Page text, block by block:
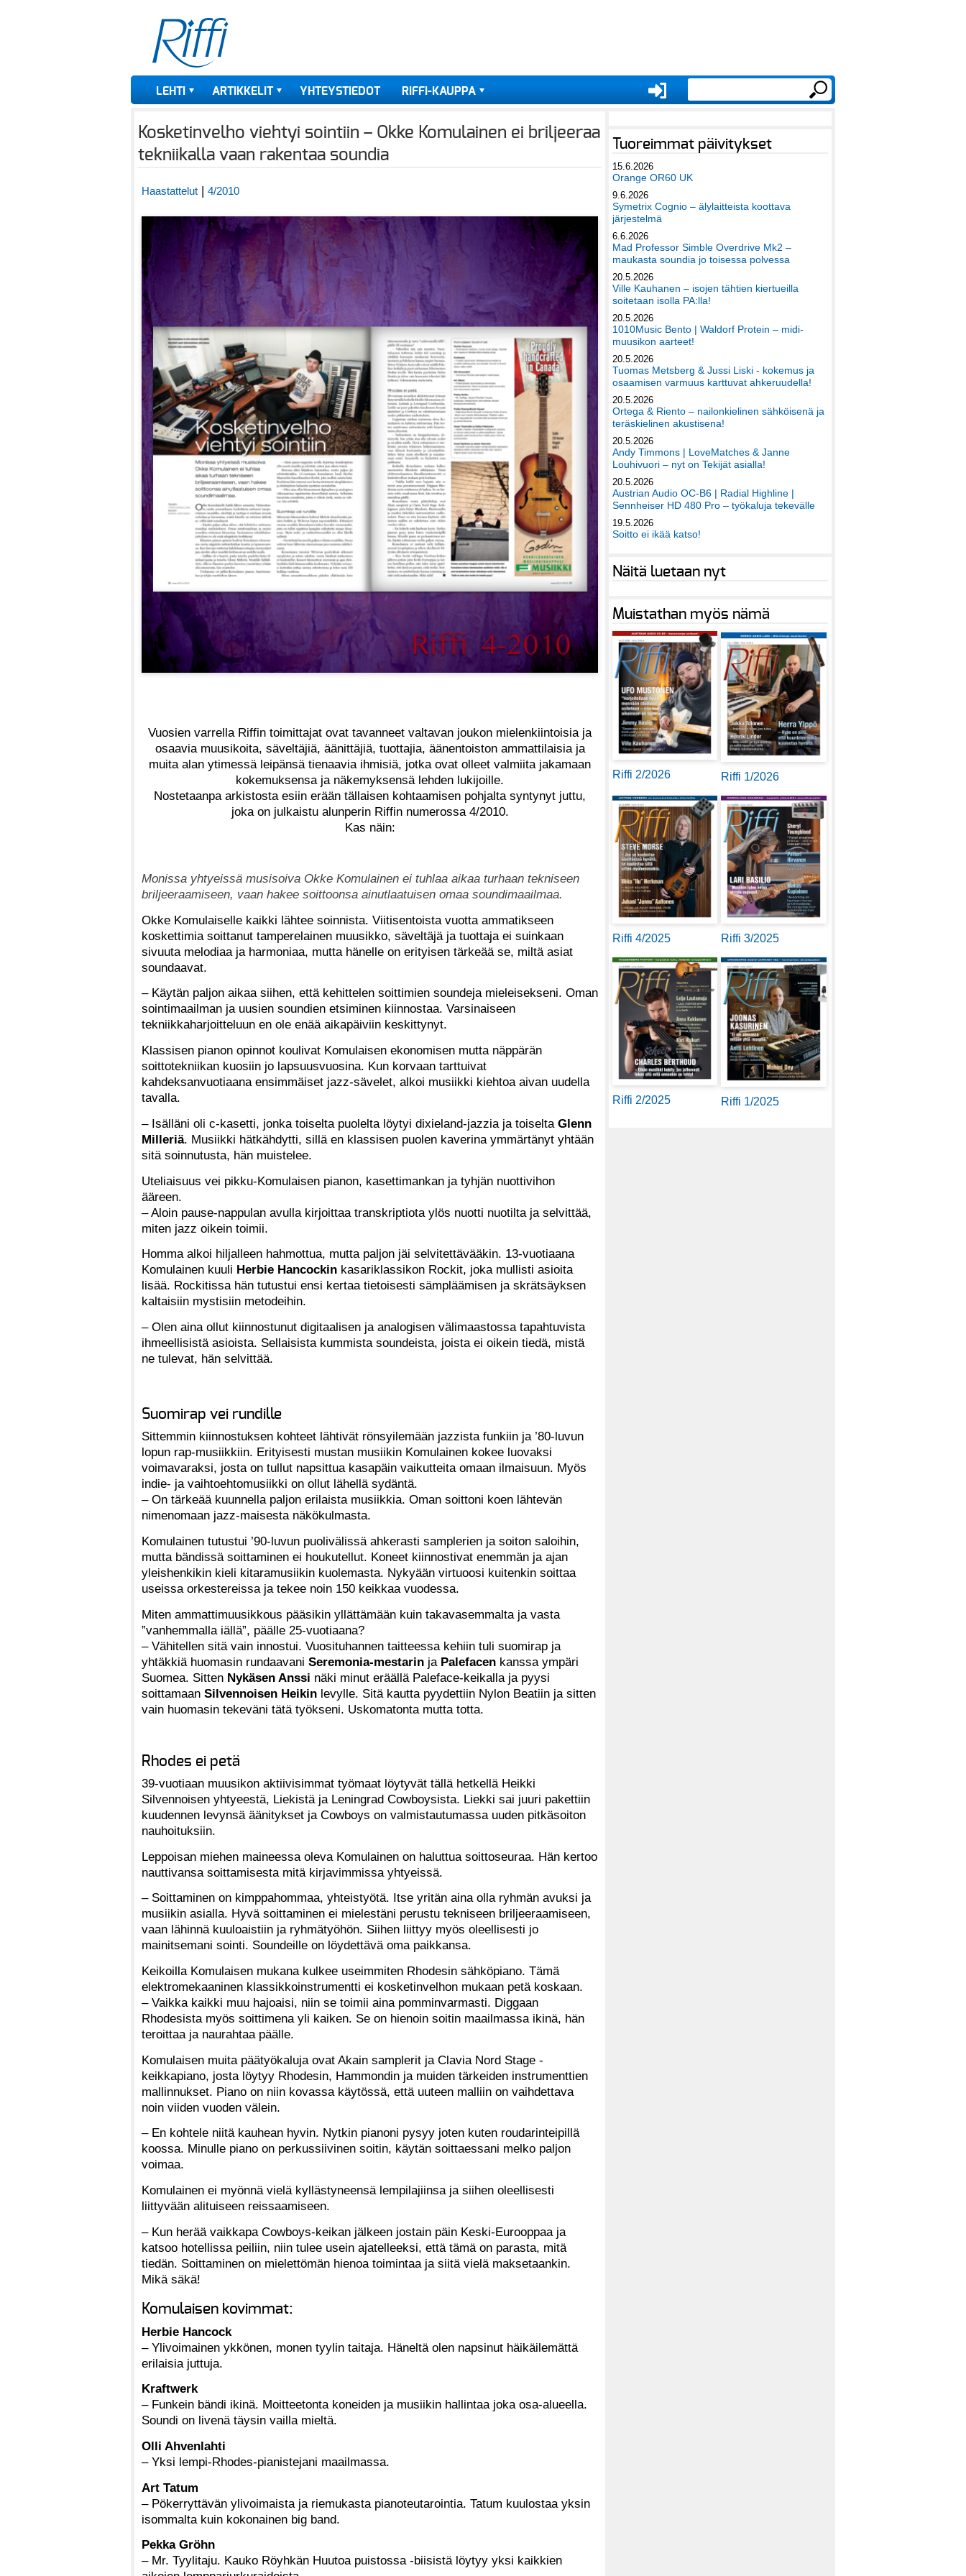
LEHTI ARTIKKELIT YHTEYSTIEDOT RIFFI-KAUPPA
Kosketinvelho viehtyi sointiin – Okke Komulainen ei briljeeraa
tekniikalla vaan rakentaa soundia
Haastattelut | 4/2010
Vuosien varrella Riffin toimittajat ovat tavanneet valtavan joukon mielenkiintoisia ja
osaavia muusikoita, säveltäjiä, äänittäjiä, tuottajia, äänentoiston ammattilaisia ja
muita alan ytimessä leipänsä tienaavia ihmisiä, jotka ovat olleet valmiita jakamaan
kokemuksensa ja näkemyksensä lehden lukijoille.
Nostetaanpa arkistosta esiin erään tällaisen kohtaamisen pohjalta syntynyt juttu,
joka on julkaistu alunperin Riffin numerossa 4/2010.
Kas näin:
Monissa yhtyeissä musisoiva Okke Komulainen ei tuhlaa aikaa turhaan tekniseen
briljeeraamiseen, vaan hakee soittoonsa ainutlaatuisen omaa soundimaailmaa.
Okke Komulaiselle kaikki lähtee soinnista. Viitisentoista vuotta ammatikseen
koskettimia soittanut tamperelainen muusikko, säveltäjä ja tuottaja ei suinkaan
sivuuta melodiaa ja harmoniaa, mutta hänelle on erityisen tärkeää se, miltä asiat
soundaavat.
– Käytän paljon aikaa siihen, että kehittelen soittimien soundeja mieleisekseni. Oman
sointimaailman ja uusien soundien etsiminen kiinnostaa. Varsinaiseen
tekniikkaharjoitteluun en ole enää aikapäiviin keskittynyt.
Klassisen pianon opinnot koulivat Komulaisen ekonomisen mutta näppärän
soittotekniikan kuosiin jo lapsuusvuosina. Kun korvaan tarttuivat
kahdeksanvuotiaana ensimmäiset jazz-sävelet, alkoi musiikki kiehtoa aivan uudella
tavalla.
– Isälläni oli c-kasetti, jonka toiselta puolelta löytyi dixieland-jazzia ja toiselta Glenn
Milleriä. Musiikki hätkähdytti, sillä en klassisen puolen kaverina ymmärtänyt yhtään
sitä soinnutusta, hän muistelee.
Uteliaisuus vei pikku-Komulaisen pianon, kasettimankan ja tyhjän nuottivihon
ääreen.
– Aloin pause-nappulan avulla kirjoittaa transkriptiota ylös nuotti nuotilta ja selvittää,
miten jazz oikein toimii.
Homma alkoi hiljalleen hahmottua, mutta paljon jäi selvitettävääkin. 13-vuotiaana
Komulainen kuuli Herbie Hancockin kasariklassikon Rockit, joka mullisti asioita
lisää. Rockitissa hän tutustui ensi kertaa tietoisesti sämpläämisen ja skrätsäyksen
kaltaisiin mystisiin metodeihin.
– Olen aina ollut kiinnostunut digitaalisen ja analogisen välimaastossa tapahtuvista
ihmeellisistä asioista. Sellaisista kummista soundeista, joista ei oikein tiedä, mistä
ne tulevat, hän selvittää.
Suomirap vei rundille
Sittemmin kiinnostuksen kohteet lähtivät rönsyilemään jazzista funkiin ja ’80-luvun
lopun rap-musiikkiin. Erityisesti mustan musiikin Komulainen kokee luovaksi
voimavaraksi, josta on tullut napsittua kasapäin vaikutteita omaan ilmaisuun. Myös
indie- ja vaihtoehtomusiikki on ollut lähellä sydäntä.
– On tärkeää kuunnella paljon erilaista musiikkia. Oman soittoni koen lähtevän
nimenomaan jazz-maisesta näkökulmasta.
Komulainen tutustui ’90-luvun puolivälissä ahkerasti samplerien ja soiton saloihin,
mutta bändissä soittaminen ei houkutellut. Koneet kiinnostivat enemmän ja ajan
yleishenkikin kieli kitaramusiikin kuolemasta. Nykyään virtuoosi kuitenkin soittaa
useissa orkestereissa ja tekee noin 150 keikkaa vuodessa.
Miten ammattimuusikkous pääsikin yllättämään kuin takavasemmalta ja vasta
”vanhemmalla iällä”, päälle 25-vuotiaana?
– Vähitellen sitä vain innostui. Vuosituhannen taitteessa kehiin tuli suomirap ja
yhtäkkiä huomasin rundaavani Seremonia-mestarin ja Palefacen kanssa ympäri
Suomea. Sitten Nykäsen Anssi näki minut eräällä Paleface-keikalla ja pyysi
soittamaan Silvennoisen Heikin levylle. Sitä kautta pyydettiin Nylon Beatiin ja sitten
vain huomasin tekeväni tätä työkseni. Uskomatonta mutta totta.
Rhodes ei petä
39-vuotiaan muusikon aktiivisimmat työmaat löytyvät tällä hetkellä Heikki
Silvennoisen yhtyeestä, Liekistä ja Leningrad Cowboysista. Liekki sai juuri pakettiin
kuudennen levynsä äänitykset ja Cowboys on valmistautumassa uuden pitkäsoiton
nauhoituksiin.
Leppoisan miehen maineessa oleva Komulainen on haluttua soittoseuraa. Hän kertoo
nauttivansa soittamisesta mitä kirjavimmissa yhtyeissä.
– Soittaminen on kimppahommaa, yhteistyötä. Itse yritän aina olla ryhmän avuksi ja
musiikin asialla. Hyvä soittaminen ei mielestäni perustu tekniseen briljeeraamiseen,
vaan lähinnä kuuloaistiin ja ryhmätyöhön. Siihen liittyy myös oleellisesti jo
mainitsemani sointi. Soundeille on löydettävä oma paikkansa.
Keikoilla Komulaisen mukana kulkee useimmiten Rhodesin sähköpiano. Tämä
elektromekaaninen klassikkoinstrumentti ei kosketinvelhon mukaan petä koskaan.
– Vaikka kaikki muu hajoaisi, niin se toimii aina pomminvarmasti. Diggaan
Rhodesista myös soittimena yli kaiken. Se on hienoin soitin maailmassa ikinä, hän
teroittaa ja naurahtaa päälle.
Komulaisen muita päätyökaluja ovat Akain samplerit ja Clavia Nord Stage -
keikkapiano, josta löytyy Rhodesin, Hammondin ja muiden tärkeiden instrumenttien
mallinnukset. Piano on niin kovassa käytössä, että uuteen malliin on vaihdettava
noin viiden vuoden välein.
– En kohtele niitä kauhean hyvin. Nytkin pianoni pysyy joten kuten roudarinteipillä
koossa. Minulle piano on perkussiivinen soitin, käytän soittaessani melko paljon
voimaa.
Komulainen ei myönnä vielä kyllästyneensä lempilajiinsa ja siihen oleellisesti
liittyvään alituiseen reissaamiseen.
– Kun herää vaikkapa Cowboys-keikan jälkeen jostain päin Keski-Eurooppaa ja
katsoo hotellissa peiliin, niin tulee usein ajatelleeksi, että tämä on parasta, mitä
tiedän. Soittaminen on mielettömän hienoa toimintaa ja siitä vielä maksetaankin.
Mikä säkä!
Komulaisen kovimmat:
Herbie Hancock
– Ylivoimainen ykkönen, monen tyylin taitaja. Häneltä olen napsinut häikäilemättä
erilaisia juttuja.
Kraftwerk
– Funkein bändi ikinä. Moitteetonta koneiden ja musiikin hallintaa joka osa-alueella.
Soundi on livenä täysin vailla mieltä.
Olli Ahvenlahti
– Yksi lempi-Rhodes-pianistejani maailmassa.
Art Tatum
– Pökerryttävän ylivoimaista ja riemukasta pianoteutarointia. Tatum kuulostaa yksin
isommalta kuin kokonainen big band.
Pekka Gröhn
– Mr. Tyylitaju. Kauko Röyhkän Huutoa puistossa -biisistä löytyy yksi kaikkien
Tuoreimmat päivitykset
15.6.2026
Orange OR60 UK
9.6.2026
Symetrix Cognio – älylaitteista koottava
järjestelmä
6.6.2026
Mad Professor Simble Overdrive Mk2 –
maukasta soundia jo toisessa polvessa
20.5.2026
Ville Kauhanen – isojen tähtien kiertueilla
soitetaan isolla PA:lla!
20.5.2026
1010Music Bento | Waldorf Protein – midi-
muusikon aarteet!
20.5.2026
Tuomas Metsberg & Jussi Liski - kokemus ja
osaamisen varmuus karttuvat ahkeruudella!
20.5.2026
Ortega & Riento – nailonkielinen sähköisenä ja
teräskielinen akustisena!
20.5.2026
Andy Timmons | LoveMatches & Janne
Louhivuori – nyt on Tekijät asialla!
20.5.2026
Austrian Audio OC-B6 | Radial Highline |
Sennheiser HD 480 Pro – työkaluja tekevälle
19.5.2026
Soitto ei ikää katso!
Näitä luetaan nyt
Muistathan myös nämä
Riffi 2/2026 Riffi 1/2026
Riffi 4/2025 Riffi 3/2025
Riffi 2/2025 Riffi 1/2025